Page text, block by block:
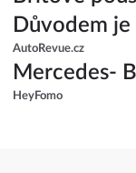
Důvodem
AutoRevue.cz
Mercedes-
HeyFomo